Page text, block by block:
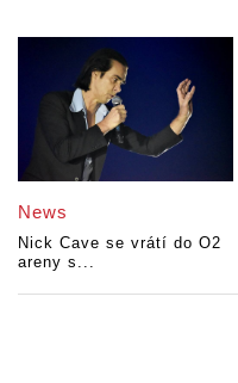
News
Nick Cave se vrátí do O2
areny s...